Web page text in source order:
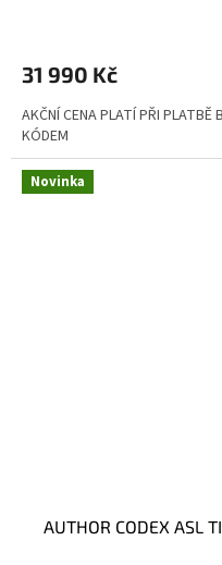
31 990 Kč
AKČNÍ CENA PLATÍ PŘI
KÓDEM
Novinka
AUTHOR CODEX ASL